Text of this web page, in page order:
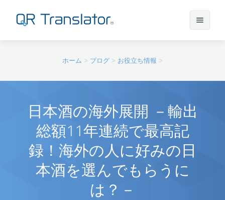
サインイン
QR Translatorについて
機能
ホーム > ブログ > お役立ち情報 >
日本酒の海外展開 －輸出
総額11年連続で最高記
録！海外の人に好みの日
本酒を選んでもらうに
は？－